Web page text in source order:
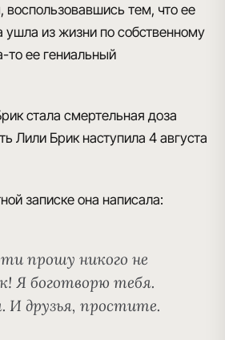
воспользовавшись тем, что ее
ушла из жизни по собственному
то ее гениальный
стала смертельная доза
Лили Брик наступила 4 августа
записке она написала:
прошу никого не
Я боготворю тебя.
И друзья, простите.